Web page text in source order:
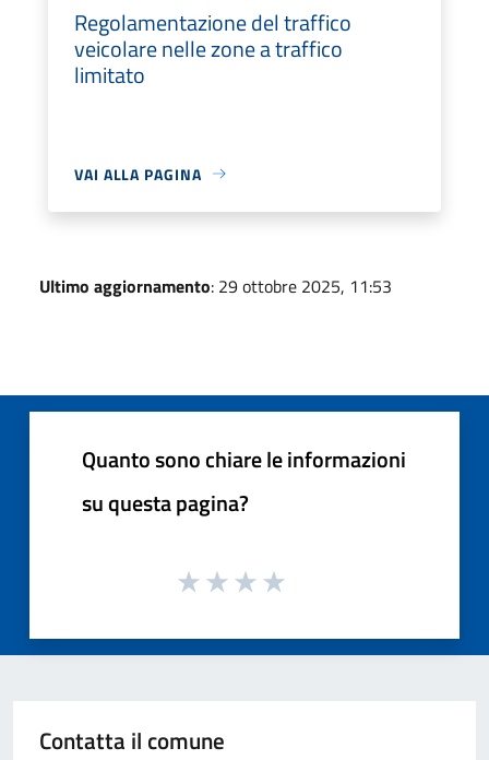
Regolamentazione del traffico
veicolare nelle zone a traffico
limitato
VAI ALLA PAGINA
Ultimo aggiornamento: 29 ottobre 2025, 11:53
Quanto sono chiare le informazioni
su questa pagina?
Contatta il comune